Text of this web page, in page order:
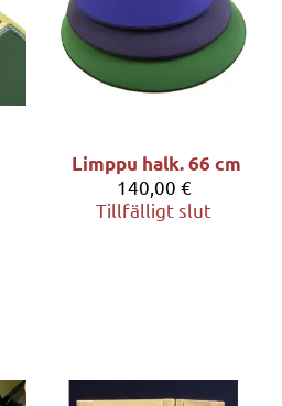
Limppu halk. 66 cm
140,00 €
Tillfälligt slut